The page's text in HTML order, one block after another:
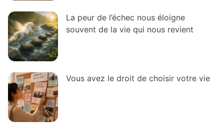
La peur de l’échec nous éloigne
souvent de la vie qui nous revient
Vous avez le droit de choisir votre vie